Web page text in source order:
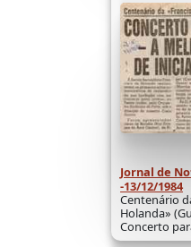
Jornal de
-13/12/1984
Centenário
Holanda»
Concerto